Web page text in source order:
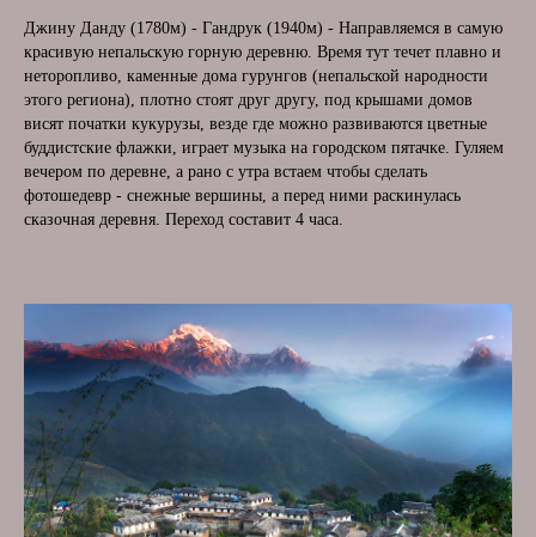
Джину Данду (1780м) - Гандрук (1940м) - Направляемся в самую
красивую непальскую горную деревню. Время тут течет плавно и
неторопливо, каменные дома гурунгов (непальской народности
этого региона), плотно стоят друг другу, под крышами домов
висят початки кукурузы, везде где можно развиваются цветные
буддистские флажки, играет музыка на городском пятачке. Гуляем
вечером по деревне, а рано с утра встаем чтобы сделать
фотошедевр - снежные вершины, а перед ними раскинулась
сказочная деревня. Переход составит 4 часа.